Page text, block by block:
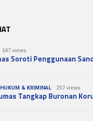
547 views
Soroti Penggunaan
HUKUM & KRIMINAL 257 views
Tangkap Buronan